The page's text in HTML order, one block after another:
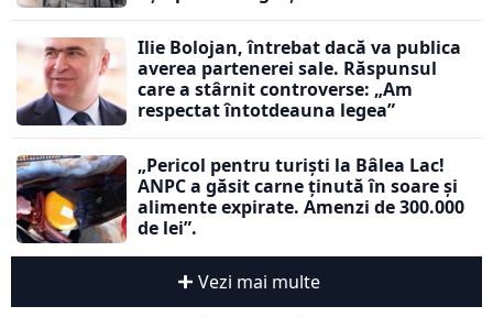
Ilie Bolojan, întrebat dacă va publica
averea partenerei sale. Răspunsul
care a stârnit controverse: „Am
respectat întotdeauna legea”
„Pericol pentru turiști la Bâlea Lac!
ANPC a găsit carne ținută în soare și
alimente expirate. Amenzi de 300.000
de lei”.
Vezi mai multe